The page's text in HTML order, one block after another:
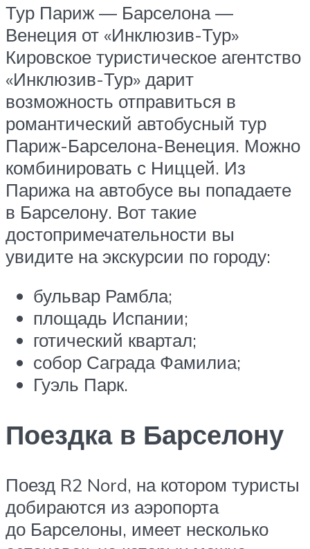
Тур Париж — Барселона —
Венеция от «Инклюзив-Тур»
Кировское туристическое агентство
«Инклюзив-Тур» дарит
возможность отправиться в
романтический автобусный тур
Париж-Барселона-Венеция. Можно
комбинировать с Ниццей. Из
Парижа на автобусе вы попадаете
в Барселону. Вот такие
достопримечательности вы
увидите на экскурсии по городу:
бульвар Рамбла;
площадь Испании;
готический квартал;
собор Саграда Фамилиа;
Гуэль Парк.
Поездка в Барселону
Поезд R2 Nord, на котором туристы
добираются из аэропорта
до Барселоны, имеет несколько